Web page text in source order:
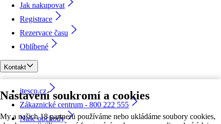
Nastavení soukromí a cookies
My a našich 18 partnerů používáme nebo ukládáme soubory cookies,
Jak nakupovat
Registrace
Rezervace času
Oblíbené
Kontakt
itesco.cz
Zákaznické centrum - 800 222 555
Naše obchody